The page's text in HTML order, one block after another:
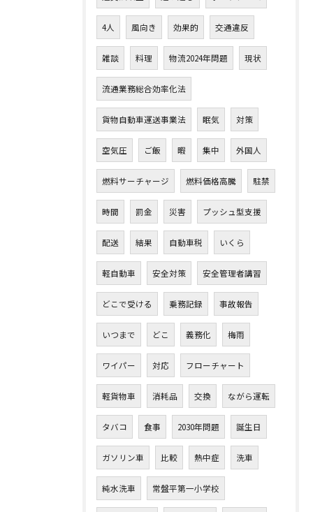
4人 風向き 効果的 交通違反
雑談 料理 物流2024年問題 現状
流通業務総合効率化法
貨物自動車運送事業法 眠気 対策
空気圧 ご飯 暇 集中 外国人
燃料サーチャージ 燃料価格高騰 駐禁
時間 罰金 災害 プッシュ型支援
配送 結果 自動車税 いくら
軽自動車 安全対策 安全管理者講習
どこで受ける 乗務記録 事故報告
いつまで どこ 義務化 梅雨
ワイパー 対応 フローチャート
軽貨物車 消耗品 交換 ながら運転
タバコ 食事 2030年問題 誕生日
ガソリン車 比較 熱中症 洗車
純水洗車 常盤平第一小学校